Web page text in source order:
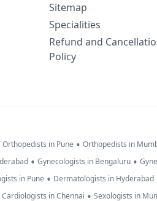
Sitemap
Specialities
Refund and
Policy
Orthopedists in Pune • Orthopedists in
• Gynecologists in Bengaluru •
in Pune • Dermatologists in Hyderabad
Cardiologists in Chennai • Sexologists in